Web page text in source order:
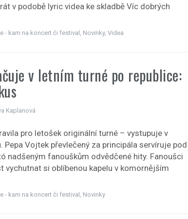
v podobě lyric videa ke skladbě Víc dobrých
- kam na koncert či festival Novinky,Videa
v letním turné po republice:
Kaplanová
pro letošek originální turné – vystupuje v
Pepa Vojtek převlečený za principála servíruje pod
nadšeným fanouškům odvědčené hity. Fanoušci
vychutnat si oblíbenou kapelu v komornějším
- kam na koncert či festival , Novinky